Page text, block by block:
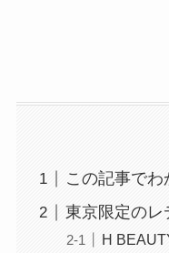
この記事でわ
東京限定のレ
H